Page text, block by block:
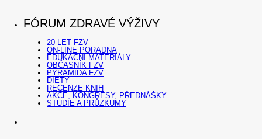
FÓRUM ZDRAVÉ VÝŽIVY
20 LET FZV
ON-LINE PORADNA
EDUKAČNÍ MATERIÁLY
OBČASNÍK FZV
PYRAMIDA FZV
DIETY
RECENZE KNIH
AKCE, KONGRESY, PŘEDNÁŠKY
STUDIE A PRŮZKUMY